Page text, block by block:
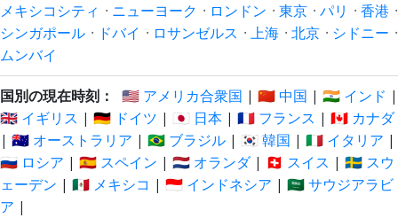
メキシコシティ · ニューヨーク · ロンドン · 東京 · パリ · 香港 ·
シンガポール · ドバイ · ロサンゼルス · 上海 · 北京 · シドニー ·
ムンバイ
国別の現在時刻： 🇺🇸 アメリカ合衆国 | 🇨🇳 中国 | 🇮🇳 インド |
🇬🇧 イギリス | 🇩🇪 ドイツ | 🇯🇵 日本 | 🇫🇷 フランス | 🇨🇦 カナダ
| 🇦🇺 オーストラリア | 🇧🇷 ブラジル | 🇰🇷 韓国 | 🇮🇹 イタリア |
🇷🇺 ロシア | 🇪🇸 スペイン | 🇳🇱 オランダ| 🇨🇭 スイス | 🇸🇪 スウ
ェーデン | 🇲🇽 メキシコ | 🇮🇩 インドネシア | 🇸🇦 サウジアラビ
ア |